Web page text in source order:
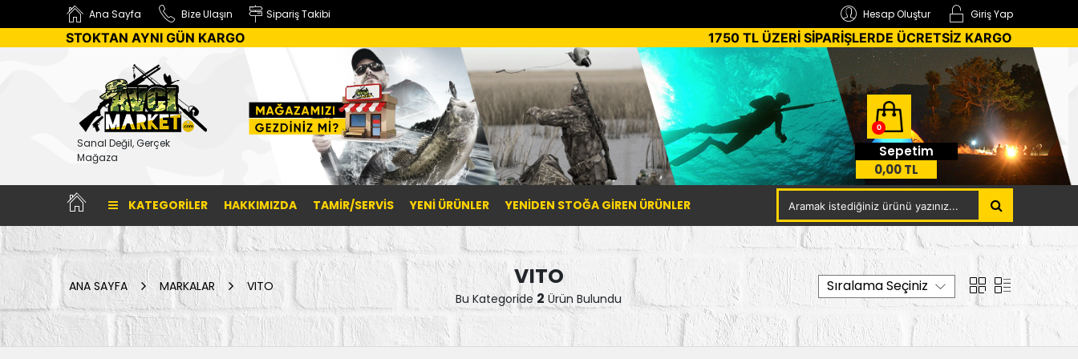
Ana Sayfa Bize Ulaşın Sipariş Takibi Giriş Yap
Hesap Oluştur
STOKTAN AYNI GÜN KARGO 1750 TL ÜZERİ SİPARİŞLERDE ÜCRETSİZ KARGO
Sanal Değil, Gerçek
Mağaza
0
Sepetim
0,00 TL
KATEGORILER HAKKIMIZDA TAMİR/SERVİS YENI ÜRÜNLER YENIDEN STOĞA GIREN ÜRÜNLER
ANA SAYFA MARKALAR VITO VITO
Bu Kategoride 2 Ürün Bulundu